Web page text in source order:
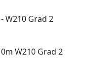
W210 Grad 2
W210 Grad 2